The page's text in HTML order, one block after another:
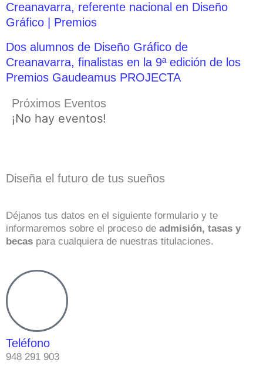
Creanavarra, referente nacional en Diseño
Gráfico | Premios
Dos alumnos de Diseño Gráfico de
Creanavarra, finalistas en la 9ª edición de los
Premios Gaudeamus PROJECTA
Próximos Eventos
¡No hay eventos!
Diseña el futuro de tus sueños
Déjanos tus datos en el siguiente formulario y te
informaremos sobre el proceso de admisión, tasas y
becas para cualquiera de nuestras titulaciones.
Teléfono
948 291 903